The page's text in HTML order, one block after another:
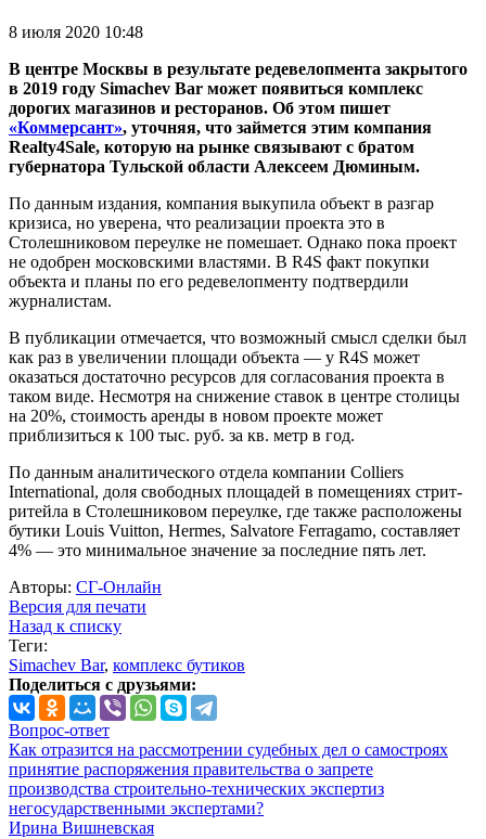
8 июля 2020 10:48
В центре Москвы в результате редевелопмента закрытого
в 2019 году Simachev Bar может появиться комплекс
дорогих магазинов и ресторанов. Об этом пишет
«Коммерсант», уточняя, что займется этим компания
Realty4Sale, которую на рынке связывают с братом
губернатора Тульской области Алексеем Дюминым.
По данным издания, компания выкупила объект в разгар
кризиса, но уверена, что реализации проекта это в
Столешниковом переулке не помешает. Однако пока проект
не одобрен московскими властями. В R4S факт покупки
объекта и планы по его редевелопменту подтвердили
журналистам.
В публикации отмечается, что возможный смысл сделки был
как раз в увеличении площади объекта — у R4S может
оказаться достаточно ресурсов для согласования проекта в
таком виде. Несмотря на снижение ставок в центре столицы
на 20%, стоимость аренды в новом проекте может
приблизиться к 100 тыс. руб. за кв. метр в год.
По данным аналитического отдела компании Colliers
International, доля свободных площадей в помещениях стрит-
ритейла в Столешниковом переулке, где также расположены
бутики Louis Vuitton, Hermes, Salvatore Ferragamo, составляет
4% — это минимальное значение за последние пять лет.
Авторы: СГ-Онлайн
Версия для печати
Назад к списку
Теги:
Simachev Bar, комплекс бутиков
Поделиться с друзьями:
Вопрос-ответ
Как отразится на рассмотрении судебных дел о самостроях
принятие распоряжения правительства о запрете
производства строительно-технических экспертиз
негосударственными экспертами?
Ирина Вишневская